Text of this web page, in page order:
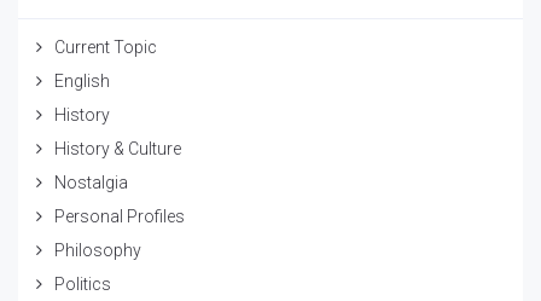
Current Topic
English
History
History & Culture
Nostalgia
Personal Profiles
Philosophy
Politics